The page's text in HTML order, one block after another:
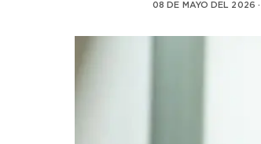
08 DE MAYO DEL 2026 ·